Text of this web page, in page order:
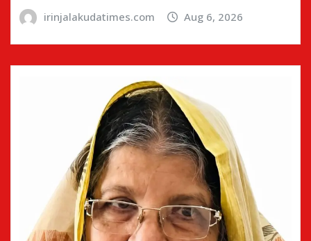
irinjalakudatimes.com Aug 6, 2026